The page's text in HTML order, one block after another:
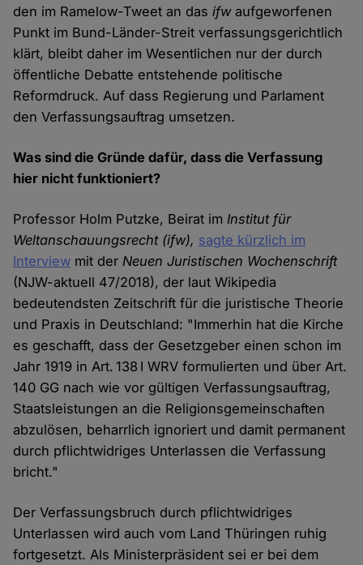
den im Ramelow-Tweet an dasifwaufgeworfenen
Punkt im Bund-Länder-Streit verfassungsgerichtlich
klärt, bleibt daher im Wesentlichen nur der durch
öffentliche Debatte entstehende politische
Reformdruck. Auf dass Regierung und Parlament
den Verfassungsauftrag umsetzen.
Was sind die Gründe dafür, dass die Verfassung
hier nicht funktioniert?
Professor Holm Putzke, Beirat imInstitut für
Weltanschauungsrecht (ifw), sagte kürzlich im
Interview mit derNeuen Juristischen Wochenschrift
(NJW-aktuell 47/2018), der laut Wikipedia
bedeutendsten Zeitschrift für die juristische Theorie
und Praxis in Deutschland: "Immerhin hat die Kirche
es geschafft, dass der Gesetzgeber einen schon im
Jahr 1919 in Art. 138 I WRV formulierten und über Art.
140 GG nach wie vor gültigen Verfassungsauftrag,
Staatsleistungen an die Religionsgemeinschaften
abzulösen, beharrlich ignoriert und damit permanent
durch pflichtwidriges Unterlassen die Verfassung
bricht."
Der Verfassungsbruch durch pflichtwidriges
Unterlassen wird auch vom Land Thüringen ruhig
fortgesetzt. Als Ministerpräsident sei er bei dem